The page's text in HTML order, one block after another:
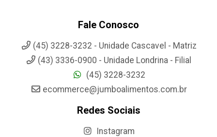
Fale Conosco
(45) 3228-3232 - Unidade Cascavel - Matriz
(43) 3336-0900 - Unidade Londrina - Filial
(45) 3228-3232
ecommerce@jumboalimentos.com.br
Redes Sociais
Instagram